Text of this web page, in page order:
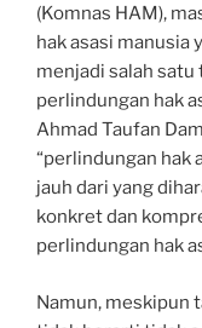
(Komnas HAM),
hak asasi manusia
menjadi salah satu
perlindungan hak
Ahmad Taufan
“perlindungan hak
jauh dari yang
konkret dan
perlindungan hak
Namun, meskipun